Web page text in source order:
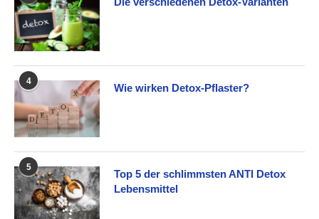
4
Wie wirken Detox-Pflaster?
5
Top 5 der schlimmsten ANTI Detox
Lebensmittel